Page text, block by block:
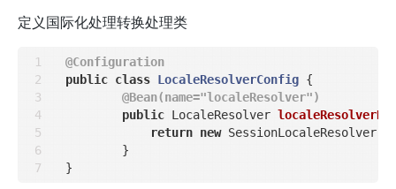
定义国际化处理转换处理类
@Configuration
public class LocaleResolverConfig {
@Bean(name="localeResolver")
public LocaleResolver
return new